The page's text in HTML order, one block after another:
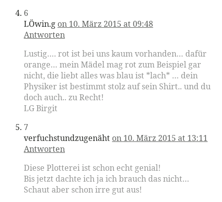
6
LÖwin.g on 10. März 2015 at 09:48
Antworten
Lustig…. rot ist bei uns kaum vorhanden… dafür
orange… mein Mädel mag rot zum Beispiel gar
nicht, die liebt alles was blau ist *lach* … dein
Physiker ist bestimmt stolz auf sein Shirt.. und du
doch auch.. zu Recht!
LG Birgit
7
verfuchstundzugenäht on 10. März 2015 at 13:11
Antworten
Diese Plotterei ist schon echt genial!
Bis jetzt dachte ich ja ich brauch das nicht…
Schaut aber schon irre gut aus!